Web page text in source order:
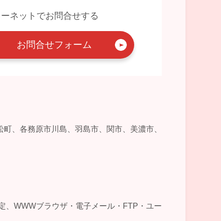
ネットでお問合せする
お問合せフォーム
、各務原市川島、羽島市、関市、美濃市、
、WWWブラウザ・電子メール・FTP・ユー